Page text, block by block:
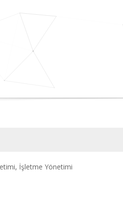
İşletme Yönetimi